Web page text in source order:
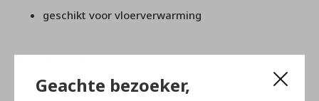
Geachte bezoeker,
geschikt voor vloerverwarming
Aquanova
Het Belgische merk Aquanova heeft een grote collectie